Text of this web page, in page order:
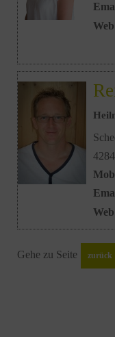
Gehe zu Seite zurück